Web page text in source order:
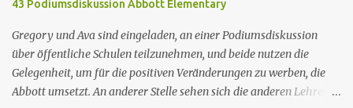
Vera sind getrennt. Norm kann sich keine andere Frau suchen, aber
es stellt sich heraus, dass Vera mit einem anderen Mann
zusammen ist Cheers Folgeninfos: Nr. (ges.) 25 Nr. (St.) 03
Deutscher Titel...
43 Podiumsdiskussion Abbott Elementary
Gregory und Ava sind eingeladen, an einer Podiumsdiskussion
über öffentliche Schulen teilzunehmen, und beide nutzen die
Gelegenheit, um für die positiven Veränderungen zu werben, die
Abbott umsetzt. An anderer Stelle sehen sich die anderen Lehrer